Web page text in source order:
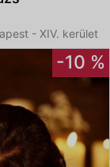
- XIV. kerület
-10 %